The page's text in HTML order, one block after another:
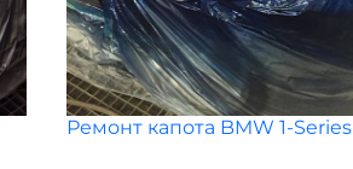
Ремонт капота BMW 1-Series